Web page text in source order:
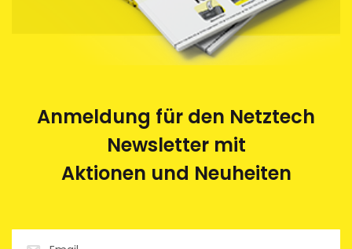
Anmeldung für den Netztech
Newsletter mit
Aktionen und Neuheiten